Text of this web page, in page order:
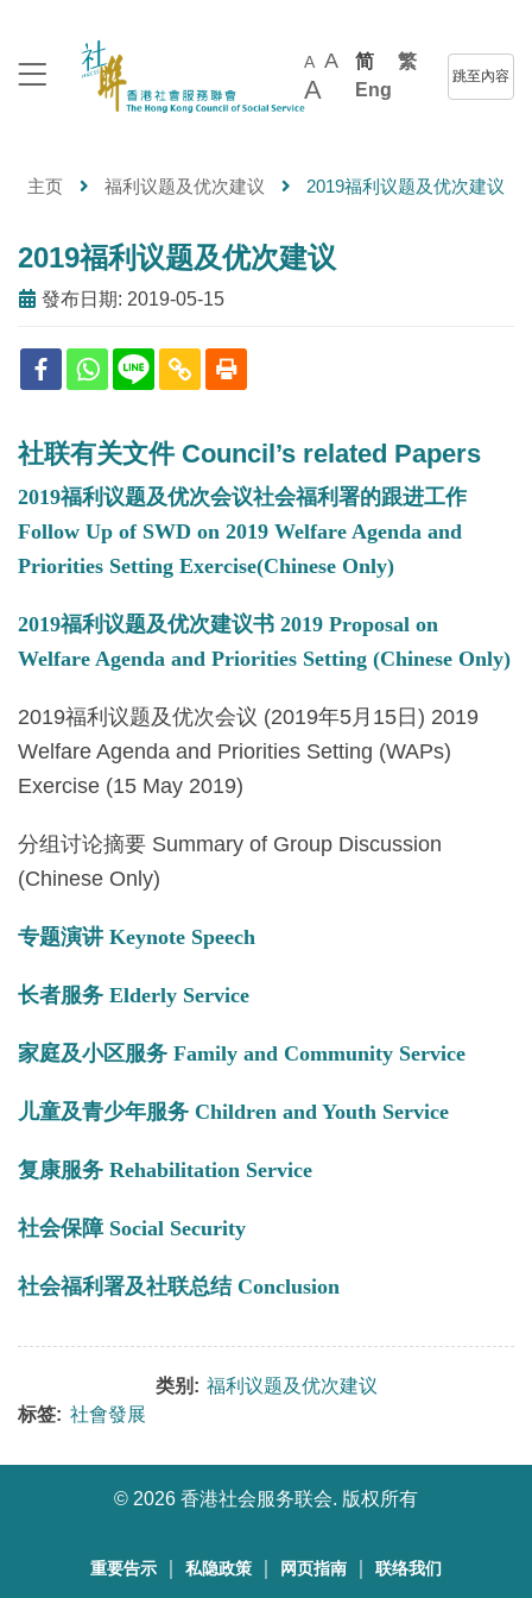
A A
A
简
繁
Eng
跳至內容
主页 福利议题及优次建议 2019福利议题及优次建议
2019福利议题及优次建议
發布日期: 2019-05-15
社联有关文件 Council’s related Papers
2019福利议题及优次会议社会福利署的跟进工作
Follow Up of SWD on 2019 Welfare Agenda and
Priorities Setting Exercise(Chinese Only)
2019福利议题及优次建议书 2019 Proposal on
Welfare Agenda and Priorities Setting (Chinese Only)
2019福利议题及优次会议 (2019年5月15日) 2019
Welfare Agenda and Priorities Setting (WAPs)
Exercise (15 May 2019)
分组讨论摘要 Summary of Group Discussion
(Chinese Only)
专题演讲 Keynote Speech
长者服务 Elderly Service
家庭及小区服务 Family and Community Service
儿童及青少年服务 Children and Youth Service
复康服务 Rehabilitation Service
社会保障 Social Security
社会福利署及社联总结 Conclusion
类别: 福利议题及优次建议
标签: 社會發展
© 2026 香港社会服务联会. 版权所有
重要告示 私隐政策 网页指南 联络我们